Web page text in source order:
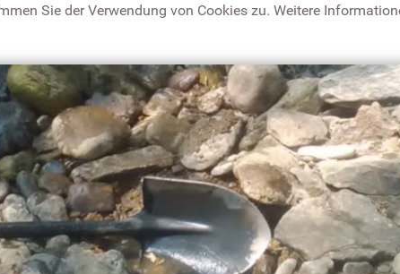
Sie der Verwendung von Cookies zu. Weitere